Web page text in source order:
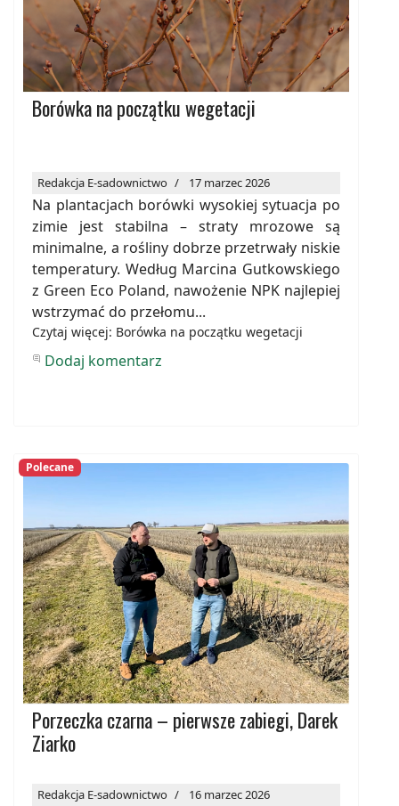
Borówka na początku wegetacji
Redakcja E-sadownictwo 17 marzec 2026
Na plantacjach borówki wysokiej sytuacja po
zimie jest stabilna – straty mrozowe są
minimalne, a rośliny dobrze przetrwały niskie
temperatury. Według Marcina Gutkowskiego
z Green Eco Poland, nawożenie NPK najlepiej
wstrzymać do przełomu...
Czytaj więcej: Borówka na początku wegetacji
Dodaj komentarz
Polecane
Porzeczka czarna – pierwsze zabiegi, Darek
Ziarko
Redakcja E-sadownictwo 16 marzec 2026